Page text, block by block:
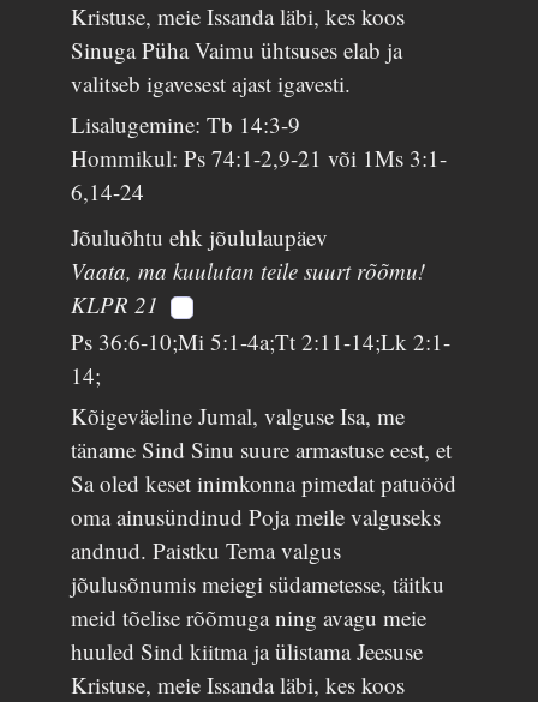
Kristuse, meie Issanda läbi, kes koos
Sinuga Püha Vaimu ühtsuses elab ja
valitseb igavesest ajast igavesti.
Lisalugemine: Tb 14:3-9
Hommikul: Ps 74:1-2,9-21 või 1Ms 3:1-
6,14-24
Jõuluõhtu ehk jõululaupäev
Vaata, ma kuulutan teile suurt rõõmu!
KLPR 21
Ps 36:6-10;Mi 5:1-4a;Tt 2:11-14;Lk 2:1-
14;
Kõigeväeline Jumal, valguse Isa, me
täname Sind Sinu suure armastuse eest, et
Sa oled keset inimkonna pimedat patuööd
oma ainusündinud Poja meile valguseks
andnud. Paistku Tema valgus
jõulusõnumis meiegi südametesse, täitku
meid tõelise rõõmuga ning avagu meie
huuled Sind kiitma ja ülistama Jeesuse
Kristuse, meie Issanda läbi, kes koos